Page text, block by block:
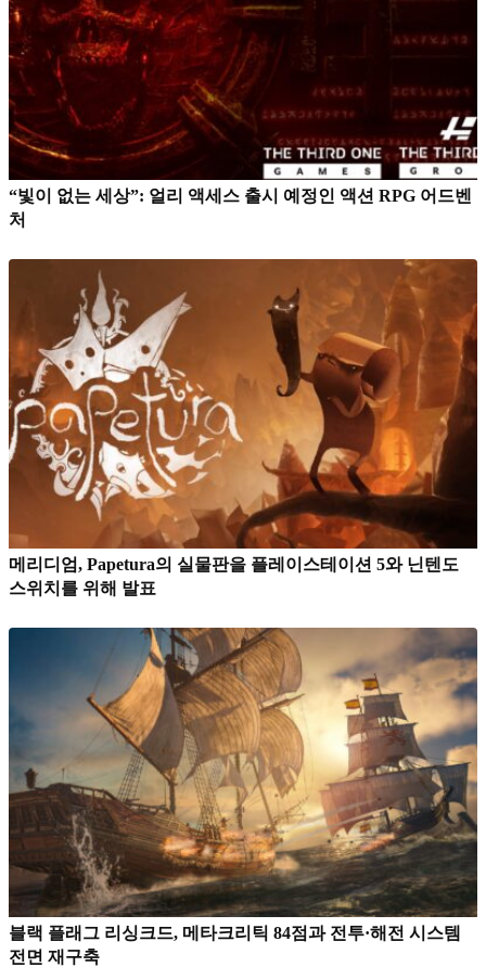
“빛이 없는 세상”: 얼리 액세스 출시 예정인 액션 RPG 어드벤
처
메리디엄, Papetura의 실물판을 플레이스테이션 5와 닌텐도
스위치를 위해 발표
블랙 플래그 리싱크드, 메타크리틱 84점과 전투·해전 시스템
전면 재구축